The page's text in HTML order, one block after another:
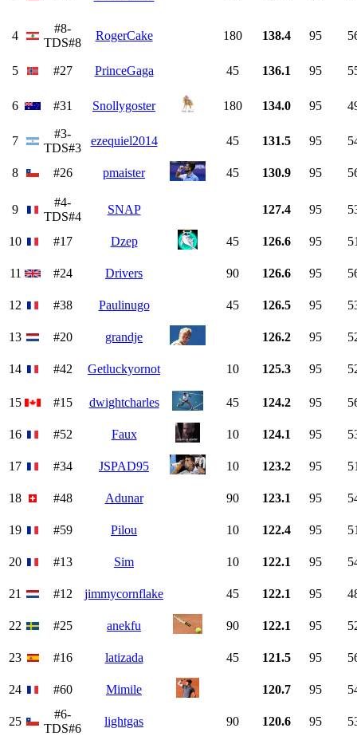
4
#8-
TDS#8
RogerCake 180 138.4 95
5 #27 PrinceGaga 45 136.1 95
6 #31 Snollygoster 180 134.0 95
7
#3-
TDS#3
ezequiel2014 45 131.5 95
8 #26 pmaister 45 130.9 95
9
#4-
TDS#4
SNAP 127.4 95
10 #17 Dzep 45 126.6 95
11 #24 Drivers 90 126.6 95
12 #38 Paulinugo 45 126.5 95
13 #20 grandje 126.2 95
14 #42 Getluckyornot 10 125.3 95
15 #15 dwightcharles 45 124.2 95
16 #52 Faux 10 124.1 95
17 #34 JSPAD95 10 123.2 95
18 #48 Adunar 90 123.1 95
19 #59 Pilou 10 122.4 95
20 #13 Sim 10 122.1 95
21 #12 jimmycornflake 45 122.1 95
22 #25 anekfu 90 122.1 95
23 #16 latizada 45 121.5 95
24 #60 Mimile 120.7 95
25
#6-
TDS#6
lightgas 90 120.6 95